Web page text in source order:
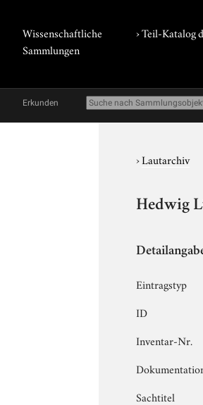
Wissenschaftliche
Sammlungen
› Teil-Katalog
Erkunden
›Lautarchiv
Hedwig
Eintragstyp
ID
Inventar-Nr.
Sachtitel